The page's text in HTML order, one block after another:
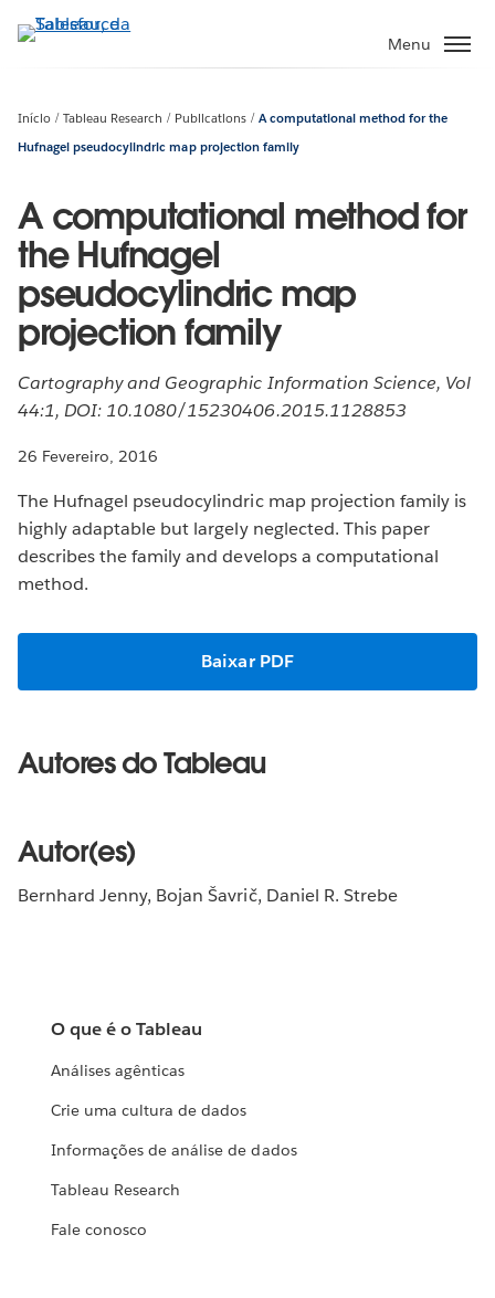
Pular
para
principal
Menu
Início Tableau Research Publications
A computational method for the
Hufnagel pseudocylindric map projection family
A computational method for
the Hufnagel
pseudocylindric map
projection family
Cartography and Geographic Information Science, Vol
44:1, DOI: 10.1080/15230406.2015.1128853
26 Fevereiro, 2016
The Hufnagel pseudocylindric map projection family is
highly adaptable but largely neglected. This paper
describes the family and develops a computational
method.
Baixar PDF
Autores do Tableau
Autor(es)
Bernhard Jenny, Bojan Šavrič, Daniel R. Strebe
O que é o Tableau
Análises agênticas
Crie uma cultura de dados
Informações de análise de dados
Tableau Research
Fale conosco